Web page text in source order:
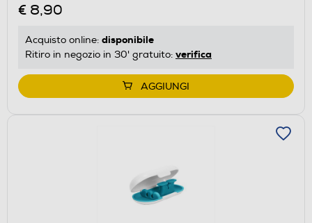
€ 8,90
Acquisto online: disponibile
Ritiro in negozio in 30' gratuito: verifica
AGGIUNGI